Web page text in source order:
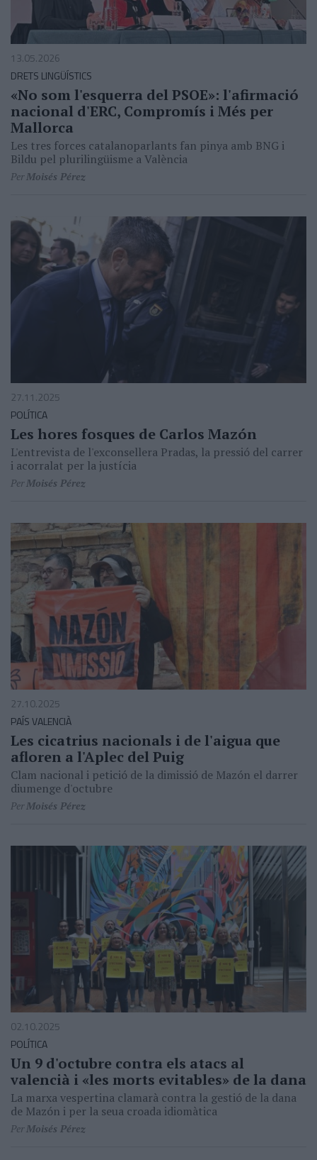
13.05.2026
DRETS LINGÜÍSTICS
«No som l'esquerra del PSOE»: l'afirmació
nacional d'ERC, Compromís i Més per
Mallorca
Les tres forces catalanoparlants fan pinya amb BNG i
Bildu pel plurilingüisme a València
PerMoisés Pérez
27.11.2025
POLÍTICA
Les hores fosques de Carlos Mazón
L'entrevista de l'exconsellera Pradas, la pressió del carrer
i acorralat per la justícia
PerMoisés Pérez
27.10.2025
PAÍS VALENCIÀ
Les cicatrius nacionals i de l'aigua que
afloren a l'Aplec del Puig
Clam nacional i petició de la dimissió de Mazón el darrer
diumenge d'octubre
PerMoisés Pérez
02.10.2025
POLÍTICA
Un 9 d'octubre contra els atacs al
valencià i «les morts evitables» de la dana
La marxa vespertina clamarà contra la gestió de la dana
de Mazón i per la seua croada idiomàtica
PerMoisés Pérez